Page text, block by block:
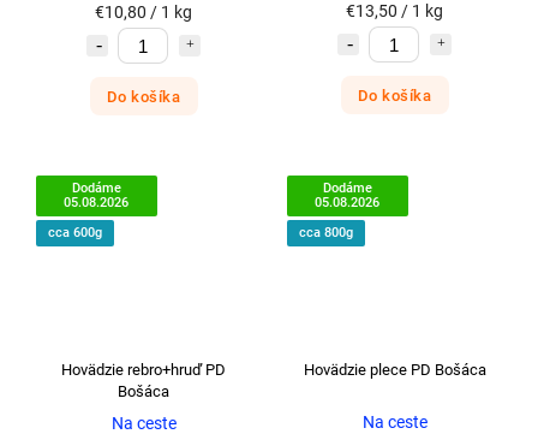
€10,80 / 1 kg
Do košíka
€13,50 / 1 kg
Do košíka
Dodáme
05.08.2026
cca 600g
Hovädzie rebro+hruď PD
Bošáca
Na ceste
Dodáme
05.08.2026
cca 800g
Hovädzie plece PD Bošáca
Na ceste